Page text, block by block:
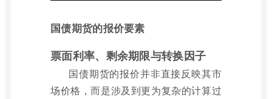
国债期货的报价要素
票面利率、剩余期限与转换因子
国债期货的报价并非直接反映其市
场价格，而是涉及到更为复杂的计算过